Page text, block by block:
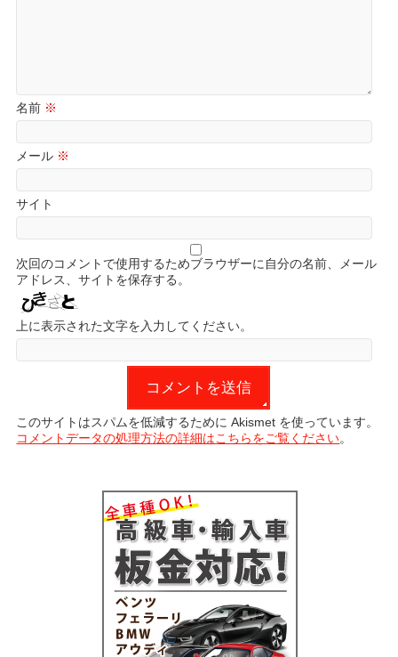
名前 ※
メール ※
サイト
次回のコメントで使用するためブラウザーに自分の名前、メール
アドレス、サイトを保存する。
上に表示された文字を入力してください。
このサイトはスパムを低減するために Akismet を使っています。
コメントデータの処理方法の詳細はこちらをご覧ください。